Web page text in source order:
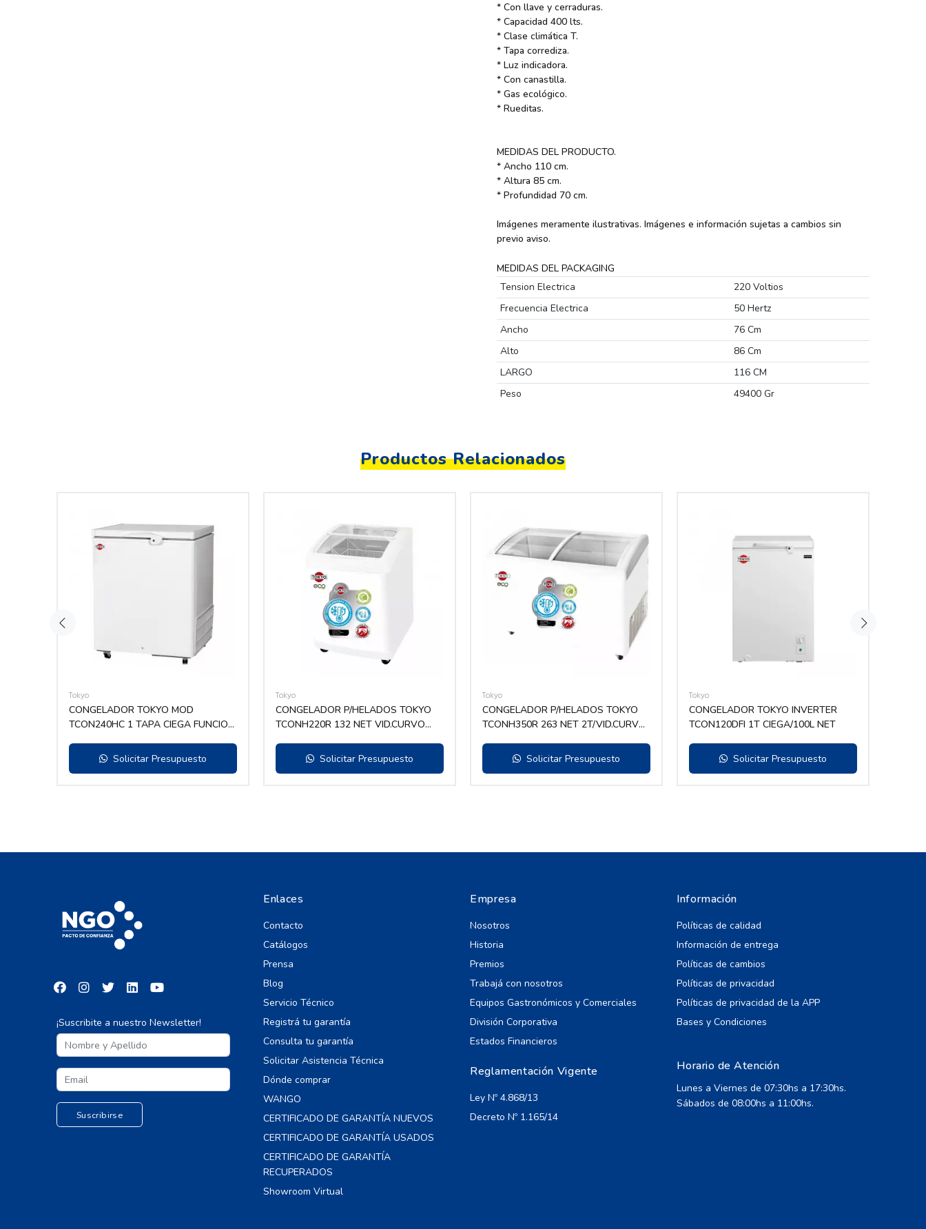
* Con llave y cerraduras.
* Capacidad 400 lts.
* Clase climática T.
* Tapa corrediza.
* Luz indicadora.
* Con canastilla.
* Gas ecológico.
* Rueditas.
MEDIDAS DEL PRODUCTO.
* Ancho 110 cm.
* Altura 85 cm.
* Profundidad 70 cm.
Imágenes meramente ilustrativas. Imágenes e información sujetas a cambios sin
previo aviso.
MEDIDAS DEL PACKAGING
Tension Electrica
220 Voltios
Frecuencia Electrica
50 Hertz
Ancho
76 Cm
Alto
86 Cm
LARGO
116 CM
Peso
49400 Gr
Productos Relacionados
Tokyo
CONGELADOR TOKYO MOD
TCON240HC 1 TAPA CIEGA FUNCION
Solicitar Presupuesto
Tokyo
CONGELADOR P/HELADOS TOKYO
TCONH220R 132 NET VID.CURVO
Solicitar Presupuesto
Tokyo
CONGELADOR P/HELADOS TOKYO
TCONH350R 263 NET 2T/VID.CURVO
Solicitar Presupuesto
Tokyo
CONGELADOR TOKYO INVERTER
TCON120DFI 1T CIEGA/100L NET
Solicitar Presupuesto
¡Suscribite a nuestro Newsletter!
Enlaces
Contacto
Catálogos
Prensa
Blog
Servicio Técnico
Registrá tu garantía
Consulta tu garantía
Solicitar Asistencia Técnica
Dónde comprar
WANGO
CERTIFICADO DE GARANTÍA NUEVOS
CERTIFICADO DE GARANTÍA USADOS
CERTIFICADO DE GARANTÍA
RECUPERADOS
Showroom Virtual
Empresa
Nosotros
Historia
Premios
Trabajá con nosotros
Equipos Gastronómicos y Comerciales
División Corporativa
Estados Financieros
Reglamentación Vigente
Ley Nº 4.868/13
Decreto Nº 1.165/14
Información
Políticas de calidad
Información de entrega
Políticas de cambios
Políticas de privacidad
Políticas de privacidad de la APP
Bases y Condiciones
Horario de Atención
Lunes a Viernes de 07:30hs a 17:30hs.
Sábados de 08:00hs a 11:00hs.